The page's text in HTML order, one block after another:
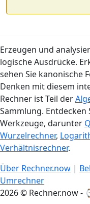
Erzeugen und
logische Ausdrücke.
sehen Sie kanonische
Denken mit diesem
Rechner ist Teil der
Sammlung.
Werkzeuge, darunter
Wurzelrechner,
Verhältnisrechner.
Über Rechner.now |
Umrechner
2026 © Rechner.now -